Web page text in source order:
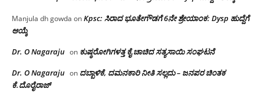
Manjula dh gowda onKpsc: ಸಿರಾದ ಭೂತೇಗೌಡಗೆ 6ನೇ ಶ್ರೇಯಾಂಕ: Dysp ಹುದ್ದೆಗೆ
ಆಯ್ಕೆ
Dr. O Nagaraju on ಕುಷ್ಠರೋಗಿಗಳತ್ತ ಕೈ ಚಾಚಿದ ಸತ್ಯಸಾಯಿ ಸಂಘಟನೆ
Dr. O Nagaraju on ದಬ್ಬಾಳಿಕೆ, ದಮನಕಾರಿ ನೀತಿ ಸಲ್ಲದು – ಜನಪರ ಚಿಂತಕ
ಕೆ.ದೊರೈರಾಜ್